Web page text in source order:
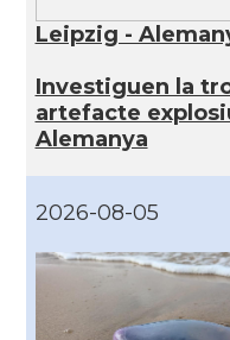
Leipzig -
Investiguen la
artefacte
Alemanya
2026-08-05